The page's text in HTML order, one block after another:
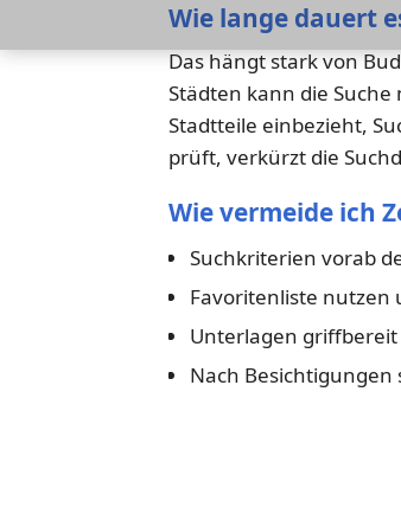
Wie lange dauert
Das hängt stark von
Städten kann die
Stadtteile einbezieht,
prüft, verkürzt die
Wie vermeide ich
Suchkriterien vorab
Favoritenliste nutzen
Unterlagen
Nach